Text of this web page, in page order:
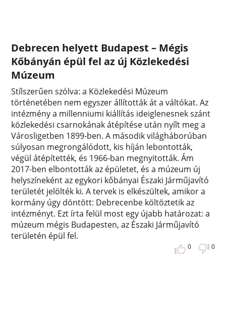
Debrecen helyett Budapest – Mégis
Kőbányán épül fel az új Közlekedési
Múzeum
Stílszerűen szólva: a Közlekedési Múzeum
történetében nem egyszer állították át a váltókat. Az
intézmény a millenniumi kiállítás ideiglenesnek szánt
közlekedési csarnokának átépítése után nyílt meg a
Városligetben 1899-ben. A második világháborúban
súlyosan megrongálódott, kis híján lebontották,
végül átépítették, és 1966-ban megnyitották. Ám
2017-ben elbontották az épületet, és a múzeum új
helyszíneként az egykori kőbányai Északi Járműjavító
területét jelölték ki. A tervek is elkészültek, amikor a
kormány úgy döntött: Debrecenbe költöztetik az
intézményt. Ezt írta felül most egy újabb határozat: a
múzeum mégis Budapesten, az Északi Járműjavító
területén épül fel.
0 0